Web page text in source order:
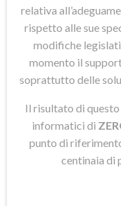
relativa
rispetto alle sue
modifiche
momento il
soprattutto delle
Il risultato di
informatici di
punto di
centinaia di